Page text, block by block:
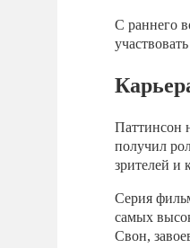
С раннего
Паттинсон
получил
зрителей и
Серия
самых
Свон,